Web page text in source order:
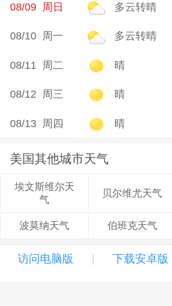
08/09 周日 多云转晴
08/10 周一 多云转晴
08/11 周二 晴
08/12 周三 晴
08/13 周四 晴
美国其他城市天气
埃文斯维尔天
气
贝尔维尤天气
波莫纳天气 伯班克天气
访问电脑版 | 下载安卓版